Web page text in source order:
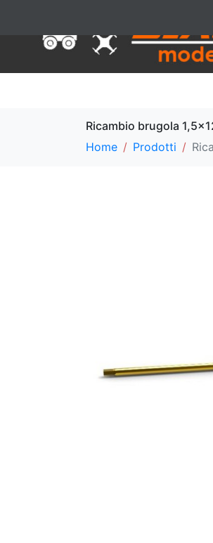
Ricambio brugola
Home
Prodotti